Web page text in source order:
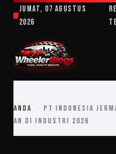
LewatiJumat, 07 Agustus
2026
BERANDA ›
PT INDONESIA
PERAN DI INDUSTRI 2026